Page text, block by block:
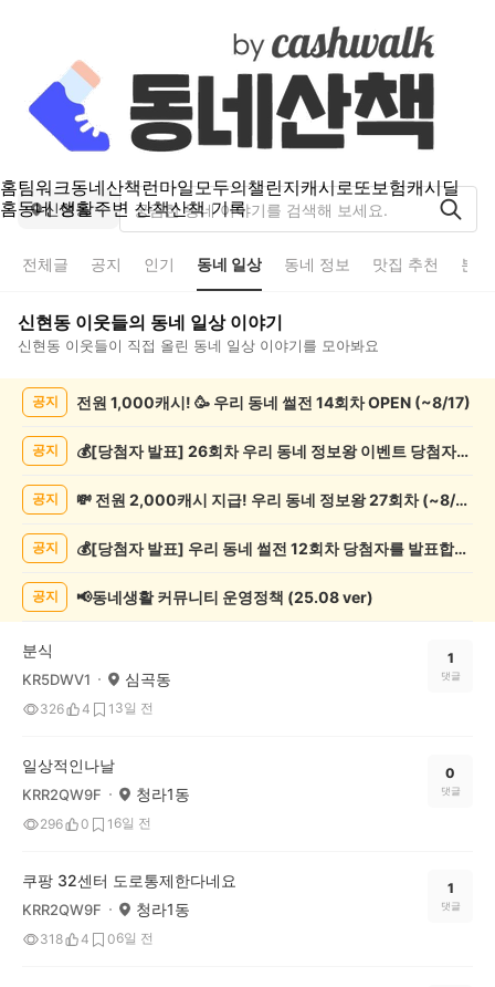
홈팀워크동네산책런마일모두의챌린지캐시로또보험캐시딜
홈동네 생활주변 산책산책 기록
신현동
전체글 공지 인기 동네 일상 동네 정보 맛집 추천 분
신현동 이웃들의 동네 일상이야기
신현동 이웃들이 직접 올린 동네 일상 이야기를 모아봐요
록
공지 전원 1,000캐시! 🥳 우리 동네 썰전 14회차 OPEN (~8/17)
공지 💰[당첨자 발표] 26회차 우리 동네 정보왕 이벤트 당첨자를 발표합니다!
공지 💸 전원 2,000캐시 지급! 우리 동네 정보왕 27회차 (~8/10)
공지 💰[당첨자 발표] 우리 동네 썰전 12회차 당첨자를 발표합니다!
공지 📢동네생활 커뮤니티 운영정책 (25.08 ver)
분식
KR5DWV1 심곡동
326 4 1 3일 전
1
댓글
일상적인나날
KRR2QW9F 청라1동
296 0 1 6일 전
0
댓글
쿠팡 32센터 도로통제한다네요
KRR2QW9F 청라1동
318 4 06일 전
1
댓글